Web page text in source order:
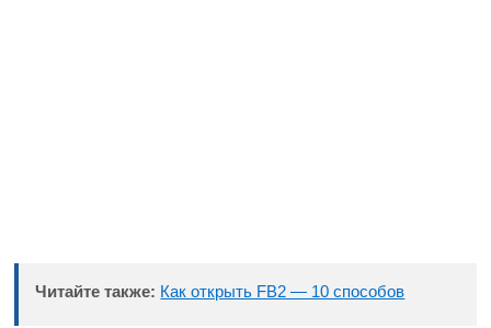
Читайте также: Как открыть FB2 — 10 способов